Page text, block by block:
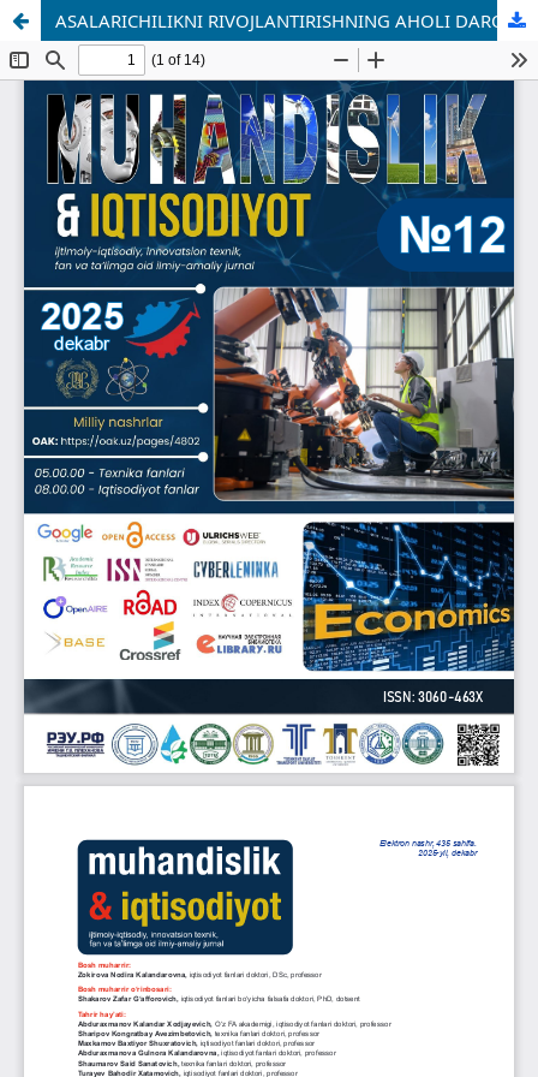
ASALARICHILIKNI RIVOJLANTIRISHNING AHOLI DAROMADLARI VA FAROVONLIGIGA TA’SIRI: IQTISODIY TAHLIL VA EKONOMETRIK BAHOLASH